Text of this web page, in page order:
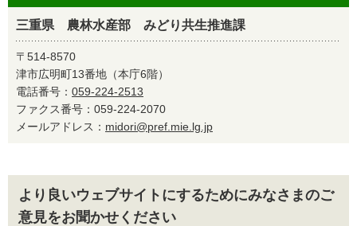
三重県 農林水産部 みどり共生推進課
〒514-8570
津市広明町13番地（本庁6階）
電話番号： 059-224-2513
ファクス番号：059-224-2070
メールアドレス： midori@pref.mie.lg.jp
より良いウェブサイトにするためにみなさまのご
意見をお聞かせください